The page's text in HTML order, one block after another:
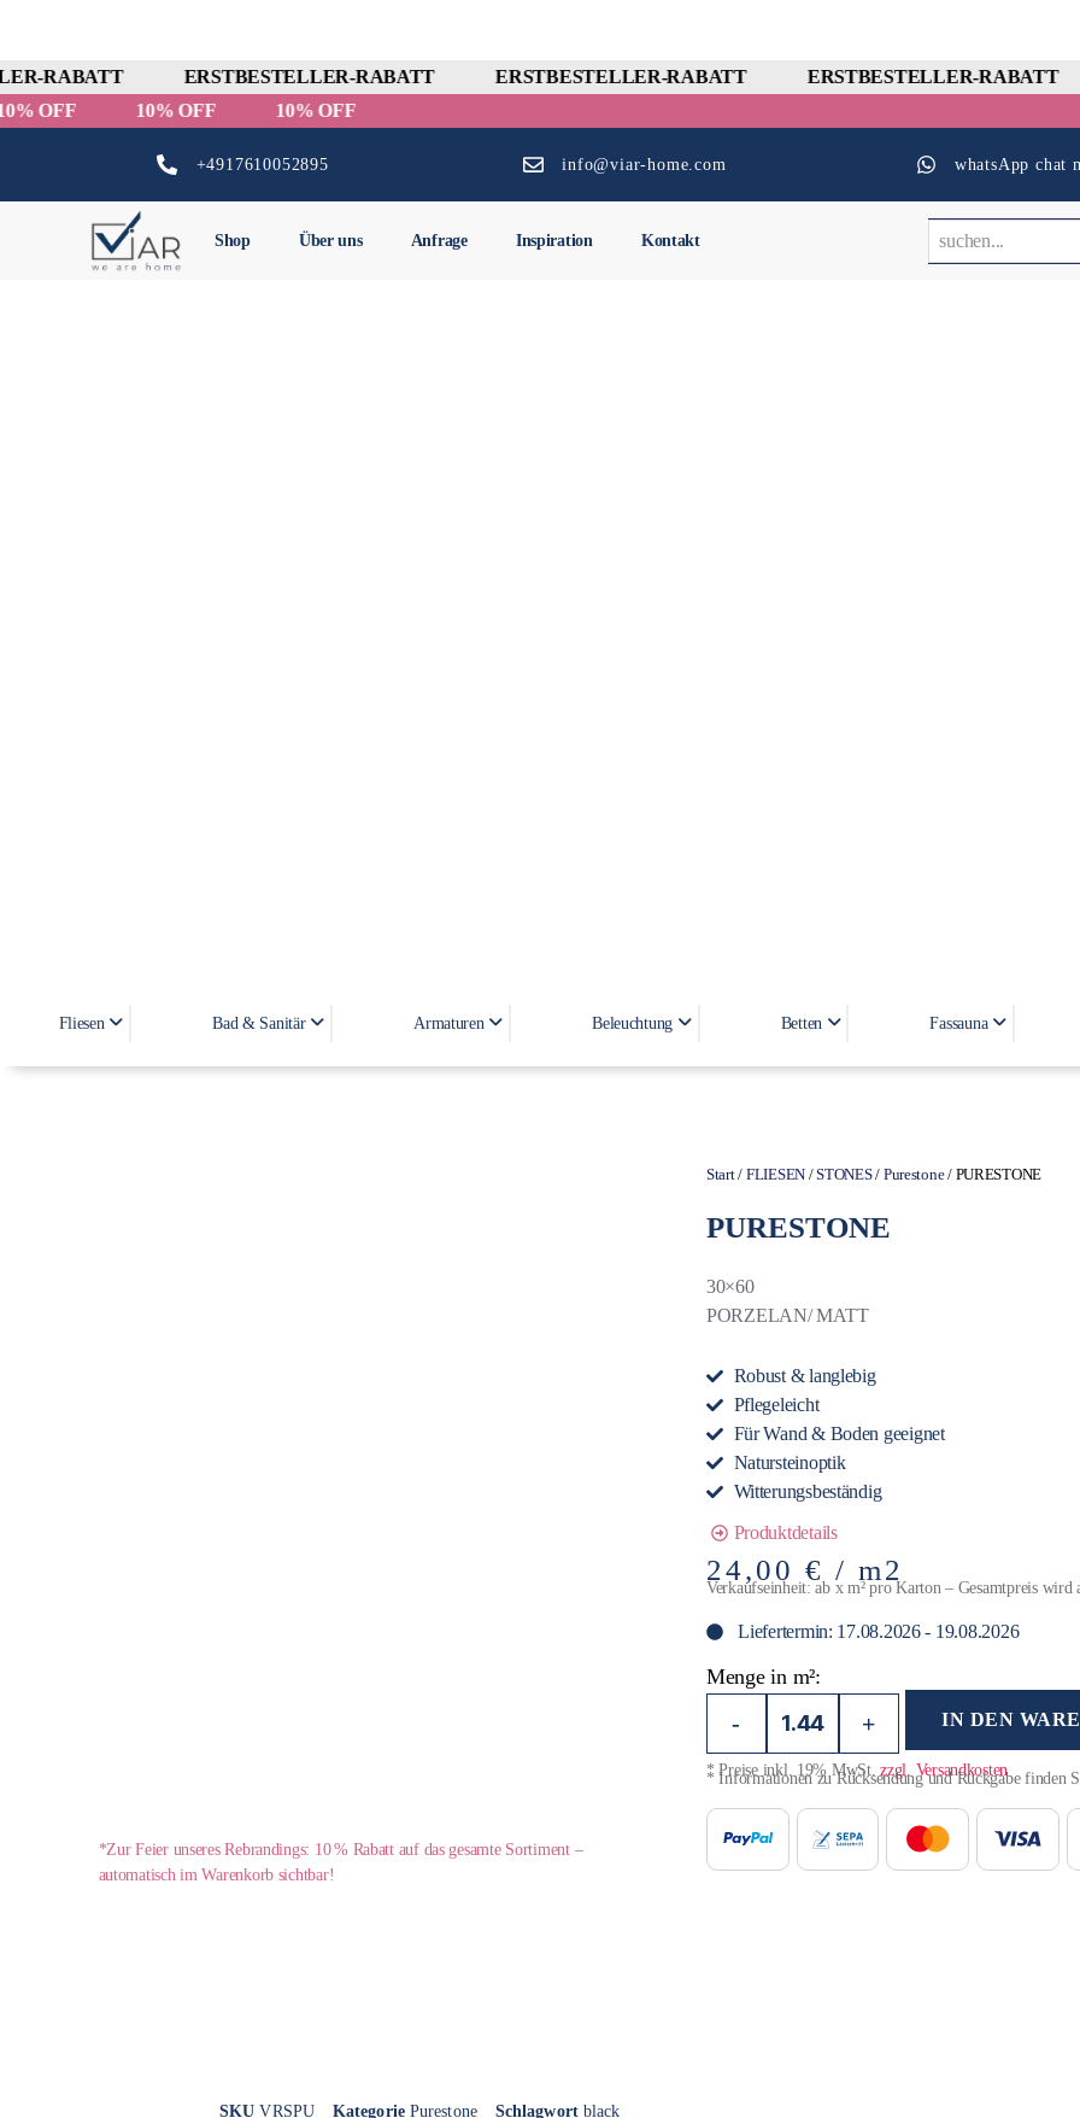
RABATT ERSTBESTELLER-RABATT ERSTBESTELLER-RABATT
ERSTBESTELLER-RABATT
10% OFF
10% OFF 10% OFF
+4917610052895 info@viar-home.com whatsApp chat
Shop Über uns Anfrage Inspiration Kontakt
Fliesen Bad & Sanitär Armaturen Beleuchtung Betten Fassauna
*Zur Feier unseres Rebrandings: 10 % Rabatt auf das gesamte Sortiment –
automatisch im Warenkorb sichtbar!
Start/ FLIESEN /STONES/ Purestone/ PURESTONE
PURESTONE
30×60
PORZELAN/ MATT
Robust & langlebig
Pflegeleicht
Für Wand & Boden geeignet
Natursteinoptik
Witterungsbeständig
Produktdetails
24,00€ / m2
Verkaufseinheit: ab x m² pro Karton – Gesamtpreis wird
Liefertermin: 17.08.2026 - 19.08.2026
Menge in m²:
- + IN DEN
* Preise inkl. 19% MwSt.zzgl. Versandkosten
* Informationen zu Rücksendung und Rückgabe finden
SKUVRSPU Kategorie Purestone Schlagwort black